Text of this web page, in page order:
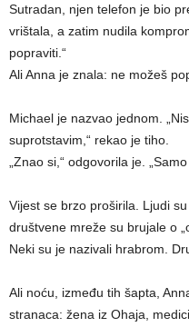
Sutradan, njen telefon je bio
vrištala, a zatim nudila
popraviti.“
Ali Anna je znala: ne možeš
Michael je nazvao jednom.
suprotstavim,“ rekao je tiho.
„Znao si,“ odgovorila je.
Vijest se brzo proširila. Ljudi
društvene mreže su brujale o
Neki su je nazivali hrabrom.
Ali noću, između tih šapta,
stranaca: žena iz Ohaja,